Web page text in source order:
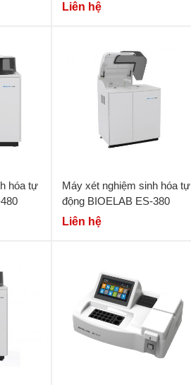
Liên hệ
hóa tự
Máy xét nghiệm sinh hóa tự
động BIOELAB ES-380
Liên hệ